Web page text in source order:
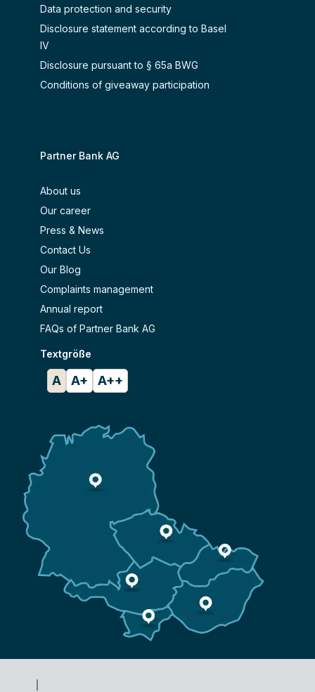
Data protection and security
Disclosure statement according to Basel
IV
Disclosure pursuant to § 65a BWG
Conditions of giveaway participation
Partner Bank AG
About us
Our career
Press & News
Contact Us
Our Blog
Complaints management
Annual report
FAQs of Partner Bank AG
Textgröße
A A+ A++